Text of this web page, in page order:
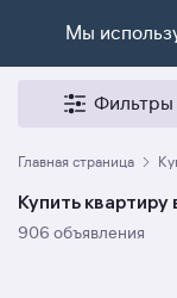
Мы
Фильтры
Главная страница
Купить
906 объявления